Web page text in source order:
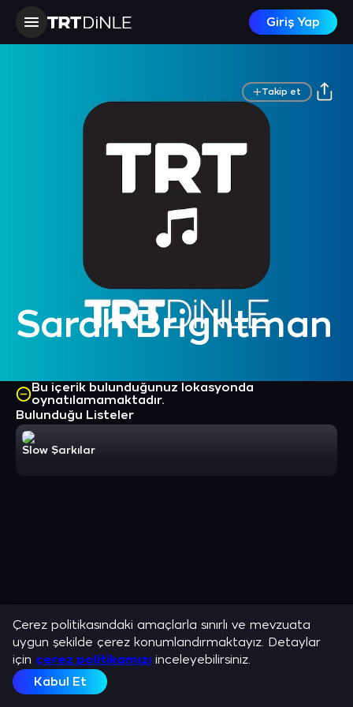
Giriş Yap
Sarah Brightman
Takip et
Bu içerik bulunduğunuz lokasyonda
oynatılamamaktadır.
Bulunduğu Listeler
Slow Şarkılar
Çerez politikasındaki amaçlarla sınırlı ve mevzuata
uygun şekilde çerez konumlandırmaktayız. Detaylar
için çerez politikamızı inceleyebilirsiniz.
Kabul Et